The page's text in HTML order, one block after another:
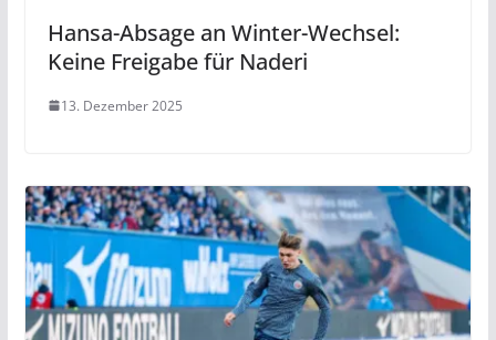
Hansa-Absage an Winter-Wechsel:
Keine Freigabe für Naderi
13. Dezember 2025